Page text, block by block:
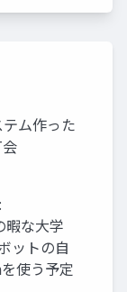
ム作った
暇な大学
ットの自
使う予定